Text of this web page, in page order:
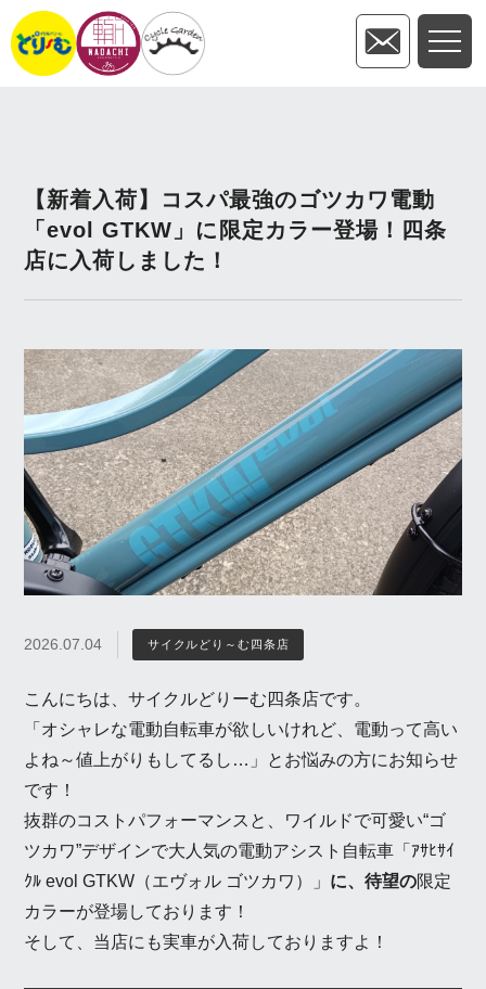
【新着入荷】コスパ最強のゴツカワ電動
「evol GTKW」に限定カラー登場！四条
店に入荷しました！
2026.07.04 サイクルどり～む四条店
こんにちは、サイクルどりーむ四条店です。
「オシャレな電動自転車が欲しいけれど、電動って高い
よね～値上がりもしてるし…」とお悩みの方にお知らせ
です！
抜群のコストパフォーマンスと、ワイルドで可愛い“ゴ
ツカワ”デザインで大人気の電動アシスト自転車「ｱｻﾋｻｲ
ｸﾙ evol GTKW（エヴォル ゴツカワ）」 に、待望の限定
カラーが登場しております！
そして、当店にも実車が入荷しておりますよ！